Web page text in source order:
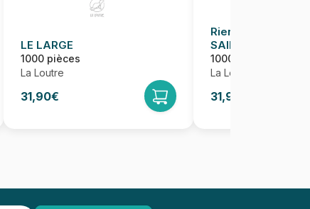
LE LARGE
1000 pièces
La Loutre
31,90€
Rien de tel que le
SAINT-MICHEL
1000 pièces
La Loutre
31,90€